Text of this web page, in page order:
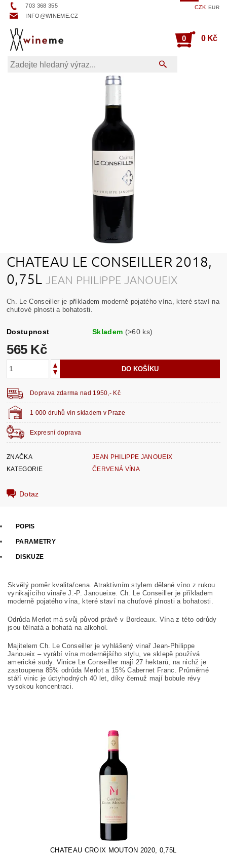
703 368 355
INFO@WINEME.CZ
CZK EUR
0 0 Kč
CHATEAU LE CONSEILLER 2018,
0,75L JEAN PHILIPPE JANOUEIX
Ch. Le Conseiller je příkladem moderně pojatého vína, které staví na
chuťové plnosti a bohatosti.
Dostupnost Skladem (>60 ks)
565 Kč
1 000 druhů vín skladem v Praze
Expresní doprava
Doprava zdarma nad 1950,- Kč
ZNAČKA
JEAN PHILIPPE JANOUEIX
KATEGORIE
ČERVENÁ VÍNA
Dotaz
POPIS
PARAMETRY
DISKUZE
Skvělý poměr kvalita/cena. Atraktivním stylem dělané víno z rukou
vynikajícího vinaře J.-P. Janoueixe. Ch. Le Conseiller je příkladem
moderně pojatého vína, které staví na chuťové plnosti a bohatosti.
Odrůda Merlot má svůj původ právě v Bordeaux. Vína z této odrůdy
jsou tělnatá a bohatá na alkohol.
Majitelem Ch. Le Conseiller je vyhlášený vinař Jean-Philippe
Janoueix – vyrábí vína modernějšího stylu, ve sklepě používá
americké sudy. Vinice Le Conseiller mají 27 hektarů, na nichž je
zastoupena 85% odrůda Merlot a 15% Cabernet Franc. Průměrné
stáří vinic je úctyhodných 40 let, díky čemuž mají bobule révy
vysokou koncentraci.
CHATEAU CROIX MOUTON 2020, 0,75L